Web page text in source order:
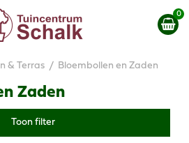
& Terras Bloembollen en Zaden
Zaden
Toon filter